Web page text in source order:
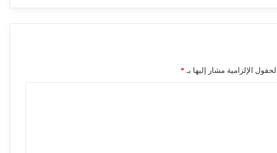
الحقول الإلزامية مشار إليها بـ *